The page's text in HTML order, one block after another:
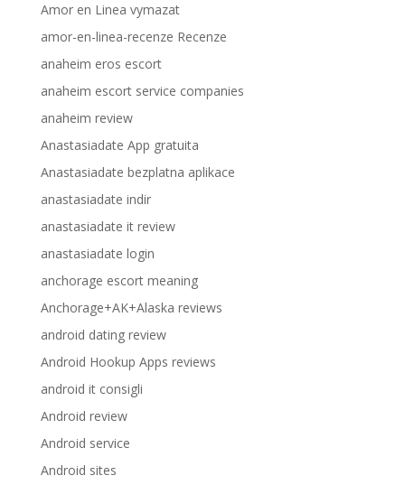
Amor en Linea vymazat
amor-en-linea-recenze Recenze
anaheim eros escort
anaheim escort service companies
anaheim review
Anastasiadate App gratuita
Anastasiadate bezplatna aplikace
anastasiadate indir
anastasiadate it review
anastasiadate login
anchorage escort meaning
Anchorage+AK+Alaska reviews
android dating review
Android Hookup Apps reviews
android it consigli
Android review
Android service
Android sites